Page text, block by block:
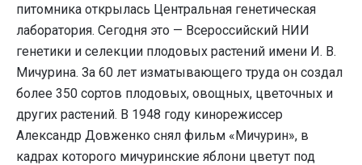
питомника открылась Центральная генетическая
лаборатория. Сегодня это — Всероссийский НИИ
генетики и селекции плодовых растений имени И. В.
Мичурина. За 60 лет изматывающего труда он создал
более 350 сортов плодовых, овощных, цветочных и
других растений. В 1948 году кинорежиссер
Александр Довженко снял фильм «Мичурин», в
кадрах которого мичуринские яблони цветут под